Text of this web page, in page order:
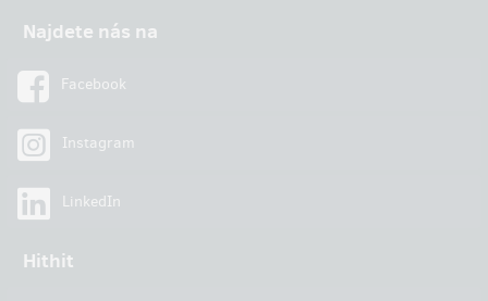
Najdete nás na
Facebook
Instagram
LinkedIn
Hithit